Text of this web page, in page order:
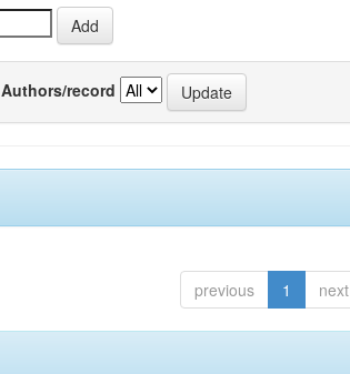
Authors/record
previous 1 next